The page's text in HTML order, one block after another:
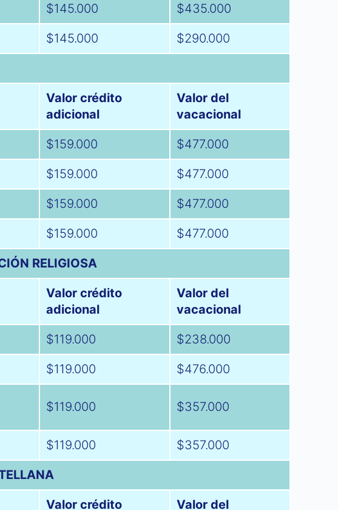
$145.000 $435.000
$145.000 $290.000
Valor crédito
adicional
Valor del
vacacional
$159.000 $477.000
$159.000 $477.000
$159.000 $477.000
$159.000 $477.000
RELIGIOSA
Valor crédito
adicional
Valor del
vacacional
$119.000 $238.000
$119.000 $476.000
$119.000 $357.000
$119.000 $357.000
Valor crédito Valor del